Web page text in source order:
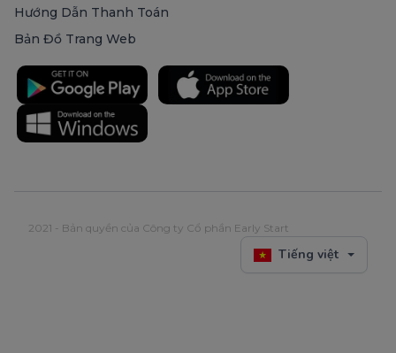
Hướng Dẫn Thanh Toán
Bản Đồ Trang Web
2021 - Bản quyền của Công ty Cổ phần Early Start
Tiếng việt